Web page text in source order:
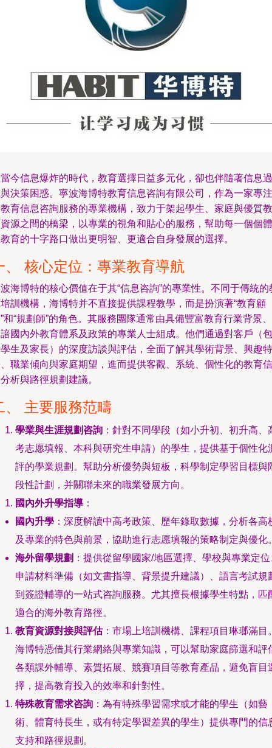
今信息爆炸的時代，教育選擇日益多元化，卻也伴隨著信息過
決策困惑。寧波海博特教育信息咨詢有限公司，作為一家專注
育信息咨詢服務的專業機構，致力于架起學生、家庭與優質教
源之間的橋梁，以專業的視角和貼心的服務，幫助每一個個體
育的十字路口做出更明智、更適合自身發展的選擇。
、 核心定位：專業教育導航
海博特的核心價值在于其“信息咨詢”的專業性。不同于傳統的
訓機構，海博特并不直接提供課程教學，而是扮演著“教育顧
和“規劃師”的角色。其服務團隊通常由具備豐富教育行業背景、
國內外教育體系及政策的專業人士組成。他們通過對客戶（包
生及家長）的深度訪談與評估，全面了解其學術背景、興趣特
職業傾向與家庭期望，進而提供客觀、系統、個性化的教育信
析與路徑規劃建議。
、 主要服務范疇
學業與生涯規劃咨詢 ：針對不同學段（如小升初、初升高、
考志愿填報、本科與研究生申請）的學生，提供基于個性化
評的學業規劃。幫助分析優勢與短板，科學制定學習目標與
段性計劃，并關聯未來的職業發展方向。
國內外升學指導 ：
國內升學 ：深度解讀中高考政策、歷年錄取數據，分析各高
及專業的特色與前景，協助進行志愿填報的策略制定與優化
海外留學規劃 ：提供從留學國家/地區選擇、學校與專業定
申請材料準備（如文書指導、背景提升建議）、語言考試規
到簽證輔導的一站式咨詢服務。尤其擅長根據學生特點，匹
適合的海外教育路徑。
教育資源對接與評估：市場上培訓機構、課程項目琳瑯滿目
海博特憑借其行業網絡與專業知識，可以幫助家庭篩選和評
各類課外輔導、素質拓展、競賽項目等教育產品，避免盲目
擇，提高教育投入的效率和針對性。
特殊教育需求咨詢 ：為有特殊學習需求或才能的學生（如藝
術、體育特長生，或有特定學習差異的學生）提供專門的信
支持和路徑規劃。